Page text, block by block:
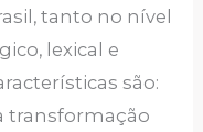
tanto no nível
lexical e
são:
transformação